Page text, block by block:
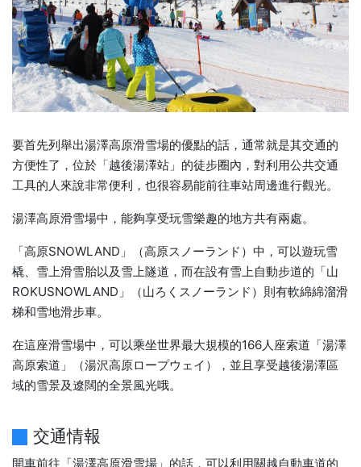
要首先列舉出湯澤高原滑雪場的優點的話，通常就是其交通的
方便性了，位於「越後湯澤站」的徒步圈內，對利用公共交通
工具的人來說非常便利，也很容易能前往車站周邊進行觀光。
湯澤高原滑雪場中，能夠享受玩雪樂趣的地方共有兩處。
「高原SNOWLAND」（高原スノーランド）中，可以遊玩雪
橇、雪上滑雪胎以及雪上隧道，而在設有雪上自動步道的「山
ROKUSNOWLAND」（山ろくスノーランド）則有軟綿綿溜滑
梯和雪地滑步車。
在這座滑雪場中，可以乘坐世界最大規模的166人座索道「湯澤
高原索道」（湯沢高原ロープウェイ），並且享受越後湯澤區
域的雪景及遼闊的全景風光哦。
交通情報
開車前往「湯澤高原滑雪場」的話，可以利用關越自動車道的